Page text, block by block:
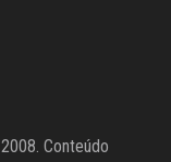
Conteúdo